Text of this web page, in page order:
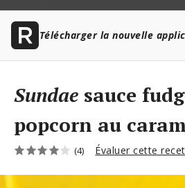
principale
Télécharger la nouvelle
Sundae sauce
popcorn au
(4) Évaluer cette